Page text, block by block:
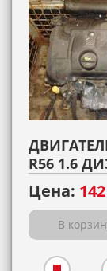
R56 1.6
Цена:
В